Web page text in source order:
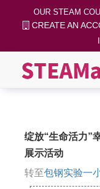
OUR STEAM
CREATE AN
绽放“生命活力”
展示活动
转至包钢实验一